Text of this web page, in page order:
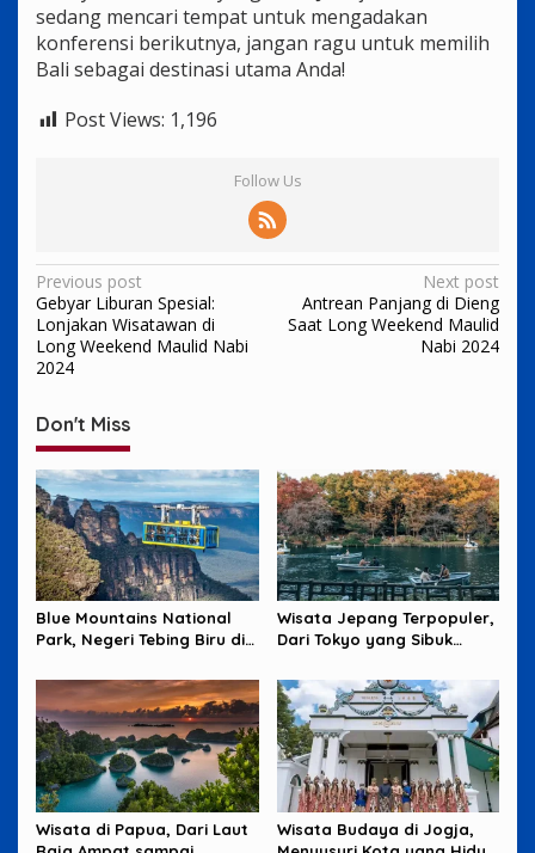
sedang mencari tempat untuk mengadakan
konferensi berikutnya, jangan ragu untuk memilih
Bali sebagai destinasi utama Anda!
Post Views: 1,196
Follow Us
Post
navigation
Previous post
Gebyar Liburan Spesial:
Lonjakan Wisatawan di
Long Weekend Maulid Nabi
2024
Next post
Antrean Panjang di Dieng
Saat Long Weekend Maulid
Nabi 2024
Don't Miss
Blue Mountains National
Park, Negeri Tebing Biru di
Wisata Jepang Terpopuler,
Dari Tokyo yang Sibuk
Santai
Wisata di Papua, Dari Laut
Wisata Budaya di Jogja,